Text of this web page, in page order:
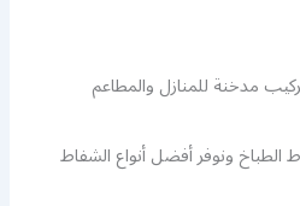
مدخنة للمنازل والمطاعم
ونوفر أفضل أنواع الشفاط